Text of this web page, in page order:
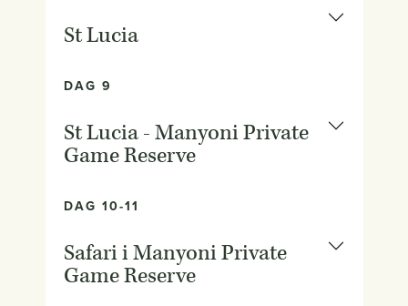
St Lucia
DAG 9
St Lucia - Manyoni Private
Game Reserve
DAG 10-11
Safari i Manyoni Private
Game Reserve